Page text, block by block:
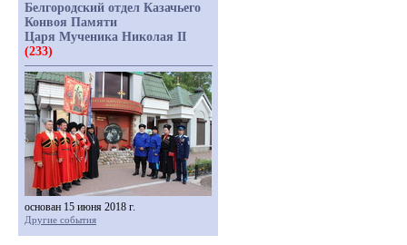
Белгородский отдел Казачьего
Конвоя Памяти
Царя Мученика Николая II
(233)
основан 15 июня 2018 г.
Другие события